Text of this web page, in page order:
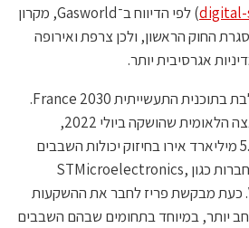
digital-
) לפי הדיווח ב־Gasworld, מקרון
החוק הראשון, ולכן צרפת ואירופה
אגרסיבית יותר.
ההשקעה הצרפתית משתלבת בתוכנית התעשייתית France 2030.
במסגרת אסטרטגיית ההאצה הלאומית שהושקה ביולי 2022,
התחייבה צרפת להשקיע 5.5 מיליארד אירו בחיזוק יכולות השבבים
המקומיות, בין היתר סביב חברות כגון STMicroelectronics,
Soitec, SiPearl ו־Vsora. כעת מבקשת פריז לחבר את ההשקעות
יותר, במיוחד בתחומים שבהם השבבים